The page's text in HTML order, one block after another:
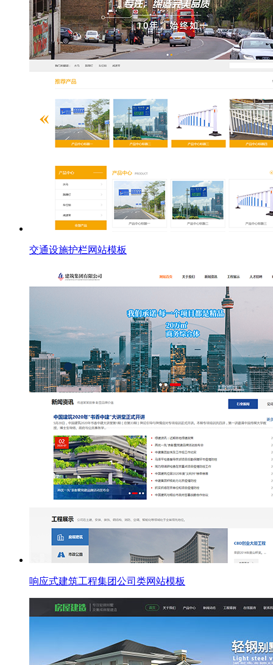
交通设施护栏网站模板
响应式建筑工程集团公司类网站模板